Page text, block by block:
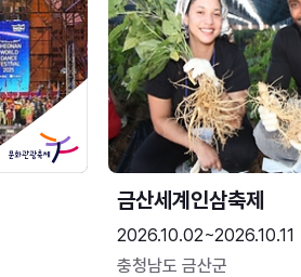
금산세계인삼축제
2026.10.02~2026.10.11
충청남도 금산군